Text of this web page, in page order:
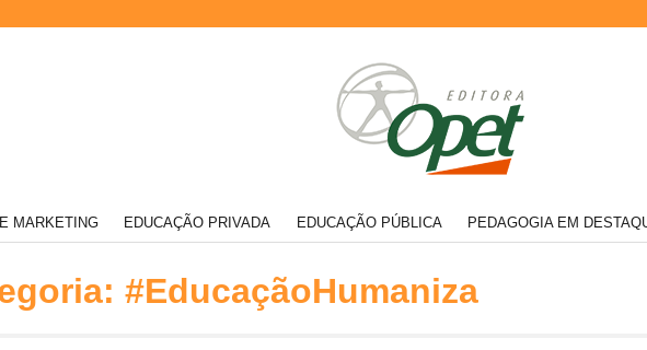
MARKETING EDUCAÇÃO PRIVADA EDUCAÇÃO PÚBLICA PEDAGOGIA EM
#EducaçãoHumaniza